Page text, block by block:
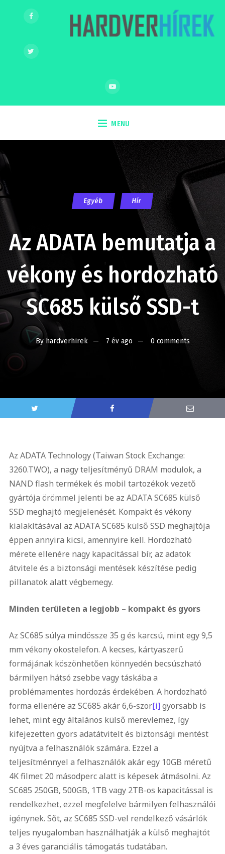
MENU
Egyéb Hír
Az ADATA bemutatja a
vékony és hordozható
SC685 külső SSD-t
By hardverhirek 7 év ago 0 comments
Az ADATA Technology (Taiwan Stock Exchange:
3260.TWO), a nagy teljesítményű DRAM modulok, a
NAND flash termékek és mobil tartozékok vezető
gyártója örömmel jelenti be az ADATA SC685 külső
SSD meghajtó megjelenését. Kompakt és vékony
kialakításával az ADATA SC685 külső SSD meghajtója
éppen annyira kicsi, amennyire kell. Hordozható
mérete ellenére nagy kapacitással bír, az adatok
átvitele és a biztonsági mentések készítése pedig
pillanatok alatt végbemegy.
Minden területen a legjobb – kompakt és gyors
Az SC685 súlya mindössze 35 g és karcsú, mint egy 9,5
mm vékony okostelefon. A kecses, kártyaszerű
formájának köszönhetően könnyedén becsúszható
bármilyen hátsó zsebbe vagy táskába a
problémamentes hordozás érdekében. A hordozható
forma ellenére az SC685 akár 6,6-szor[i]gyorsabb is
lehet, mint egy általános külső merevlemez, így
kifejezetten gyors adatátvitelt és biztonsági mentést
nyújtva a felhasználók számára. Ezzel a
teljesítménnyel a felhasználók akár egy 10GB méretű
4K filmet 20 másodperc alatt is képesek átmásolni. Az
SC685 250GB, 500GB, 1TB vagy 2TB-os kapacitással is
rendelkezhet, ezzel megfelelve bármilyen felhasználói
igénynek. Sőt, az SC685 SSD-vel rendelkező vásárlók
teljes nyugalomban használhatják a külső meghajtót
a 3 éves garanciális támogatás tudatában.